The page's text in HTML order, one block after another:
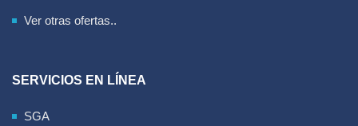
Ver otras ofertas..
SERVICIOS EN LÍNEA
SGA